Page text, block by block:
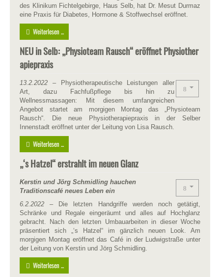
des Klinikum Fichtelgebirge, Haus Selb, hat Dr. Mesut Durmaz
eine Praxis für Diabetes, Hormone & Stoffwechsel eröffnet.
Weiterlesen ...
NEU in Selb: „Physioteam Rausch“ eröffnet Physiother
apiepraxis
13.2.2022 – Physiotherapeutische Leistungen aller
Art, dazu Fachfußpflege bis hin zu
Wellnessmassagen: Mit diesem umfangreichen
Angebot startet am morgigen Montag das „Physioteam
Rausch“. Die neue Physiotherapiepraxis in der Selber
Innenstadt eröffnet unter der Leitung von Lisa Rausch.
Weiterlesen ...
„‘s Hatzel“ erstrahlt im neuen Glanz
Kerstin und Jörg Schmidling hauchen
Traditionscafé neues Leben ein
6.2.2022 – Die letzten Handgriffe werden noch getätigt,
Schränke und Regale eingeräumt und alles auf Hochglanz
gebracht. Nach den letzten Umbauarbeiten in dieser Woche
präsentiert sich „‘s Hatzel“ im gänzlich neuen Look. Am
morgigen Montag eröffnet das Café in der Ludwigstraße unter
der Leitung von Kerstin und Jörg Schmidling.
Weiterlesen ...